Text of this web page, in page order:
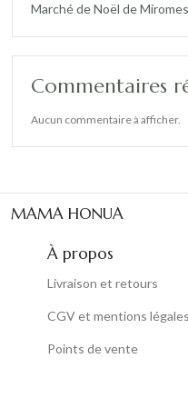
Marché de Noël de
Commentaires
Aucun commentaire à afficher.
MAMA HONUA
À propos
Livraison et retours
CGV et mentions légales
Points de vente